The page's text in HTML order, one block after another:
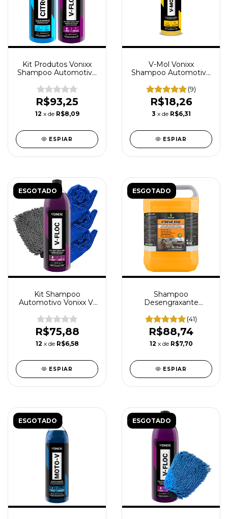
Kit Produtos Vonixx
Shampoo Automotivo
Desengraxante Citron
V-Floc 1,5L
R$93,25
12 x de R$8,09
ESPIAR
V-Mol Vonixx
Shampoo Automotivo
Concentrado Limpeza
Pesada Barro Lama
Graxa 500ml
(9)
R$18,26
3 x de R$6,31
ESPIAR
ESGOTADO
Kit Shampoo
Automotivo Vonixx V-
R$75,88
12 x de R$6,58
ESPIAR
ESGOTADO
Shampoo
Desengraxante
Mol Protelim 5L
(41)
R$88,74
12 x de R$7,70
ESPIAR
ESGOTADO ESGOTADO